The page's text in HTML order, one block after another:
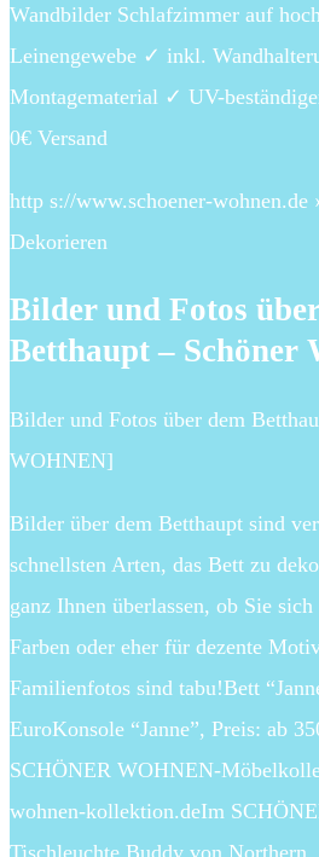
Wandbilder Schlafzimmer auf
Leinengewebe ✓ inkl.
Montagematerial ✓ UV-
0€ Versand
http s://www.schoener-wohnen.de
Dekorieren
Bilder und Fotos
Betthaupt – Schöner
Bilder und Fotos über dem
WOHNEN]
Bilder über dem Betthaupt sind
schnellsten Arten, das Bett zu
ganz Ihnen überlassen, ob Sie
Farben oder eher für dezente
Familienfotos sind tabu!Bett
EuroKonsole “Janne”, Preis: ab
SCHÖNER WOHNEN-
wohnen-kollektion.de​​​​​​​Im
Tischleuchte Buddy von Northern​